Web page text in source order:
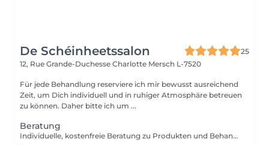
De Schéinheetssalon
25
12, Rue Grande-Duchesse Charlotte Mersch L-7520
Für jede Behandlung reserviere ich mir bewusst ausreichend
Zeit, um Dich individuell und in ruhiger Atmosphäre betreuen
zu können. Daher bitte ich um ...
Beratung
Individuelle, kostenfreie Beratung zu Produkten und Behandlungen einzeln oder ergänzend zu jeder Anwendung buchbar.